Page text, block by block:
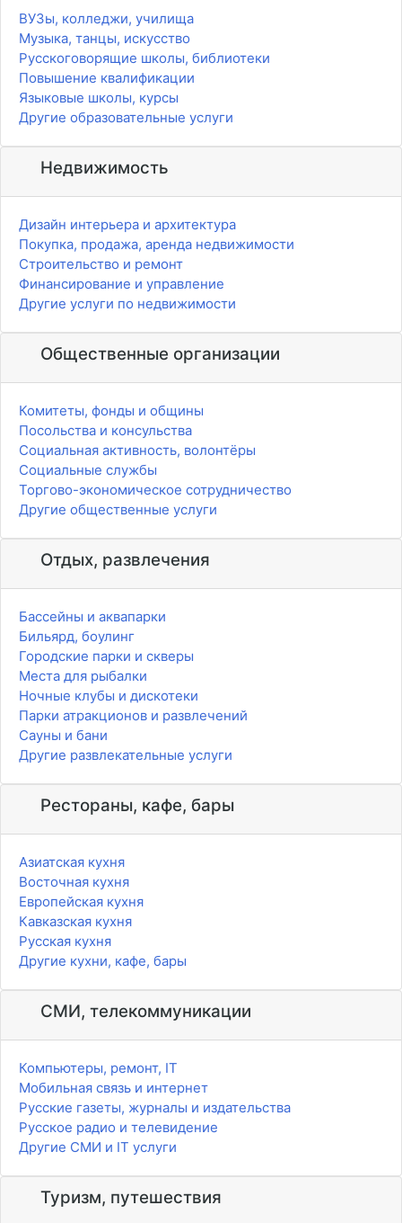
ВУЗы, колледжи, училища
Музыка, танцы, искусство
Русскоговорящие школы, библиотеки
Повышение квалификации
Языковые школы, курсы
Другие образовательные услуги
Недвижимость
Дизайн интерьера и архитектура
Покупка, продажа, аренда недвижимости
Строительство и ремонт
Финансирование и управление
Другие услуги по недвижимости
Общественные организации
Комитеты, фонды и общины
Посольства и консульства
Социальная активность, волонтёры
Социальные службы
Торгово-экономическое сотрудничество
Другие общественные услуги
Отдых, развлечения
Бассейны и аквапарки
Бильярд, боулинг
Городские парки и скверы
Места для рыбалки
Ночные клубы и дискотеки
Парки атракционов и развлечений
Сауны и бани
Другие развлекательные услуги
Рестораны, кафе, бары
Азиатская кухня
Восточная кухня
Европейская кухня
Кавказская кухня
Русская кухня
Другие кухни, кафе, бары
СМИ, телекоммуникации
Компьютеры, ремонт, IT
Мобильная связь и интернет
Русские газеты, журналы и издательства
Русское радио и телевидение
Другие СМИ и IT услуги
Туризм, путешествия